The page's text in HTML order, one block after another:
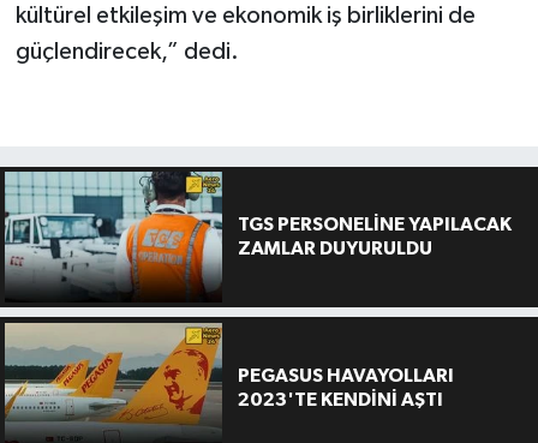
kültürel etkileşim ve ekonomik iş birliklerini de
güçlendirecek,” dedi.
TGS PERSONELİNE YAPILACAK
ZAMLAR DUYURULDU
PEGASUS HAVAYOLLARI
2023'TE KENDİNİ AŞTI